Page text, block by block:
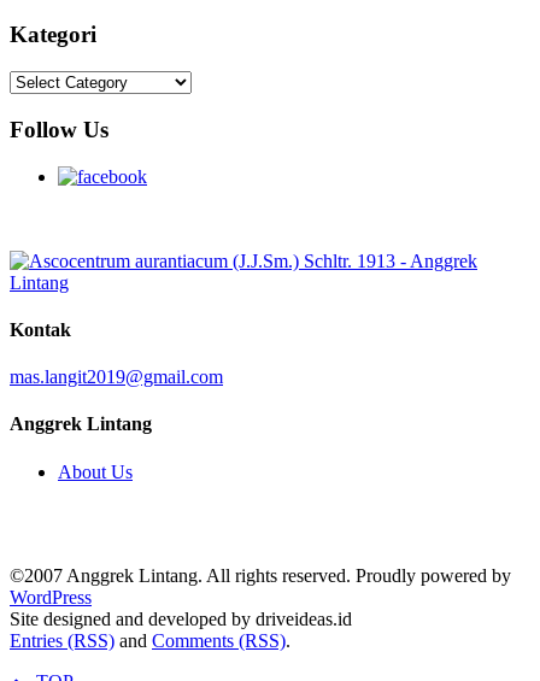
Kategori
Kategori
Follow Us
Kontak
mas.langit2019@gmail.com
Anggrek Lintang
About Us
©2007 Anggrek Lintang. All rights reserved. Proudly powered by
WordPress
Site designed and developed by driveideas.id
Entries (RSS) and Comments (RSS).